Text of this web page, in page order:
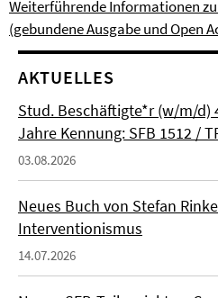
Weiterführende Informationen
(gebundene Ausgabe und Open
AKTUELLES
Stud. Beschäftigte*r (w/m/d)
Jahre Kennung: SFB 1512 /
03.08.2026
Neues Buch von Stefan
Interventionismus
14.07.2026